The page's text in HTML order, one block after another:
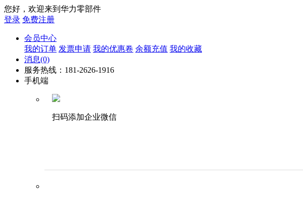
您好，欢迎来到华力零部件
登录 免费注册
会员中心
我的订单 发票申请 我的优惠卷 余额充值 我的收藏
消息(0)
服务热线：181-2626-1916
手机端
扫码添加企业微信